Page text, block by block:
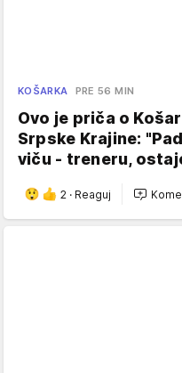
KOŠARKA PRE 56 MIN
Ovo je priča o
Srpske Krajine:
viču - treneru,
2 · Reaguj